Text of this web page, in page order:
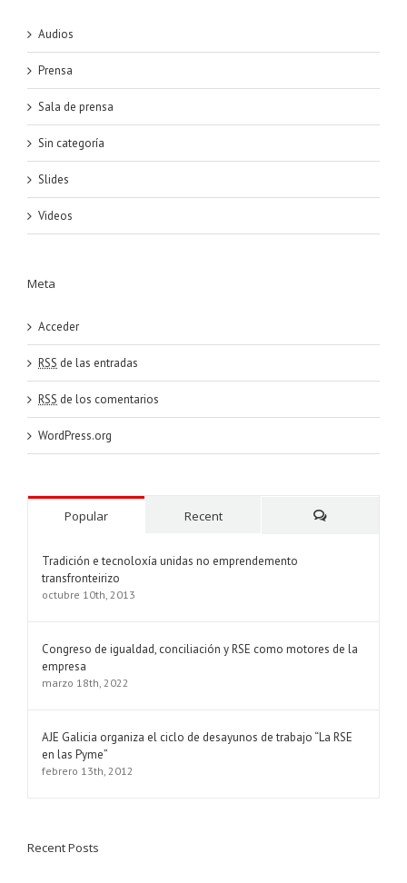
Audios
Prensa
Sala de prensa
Sin categoría
Slides
Videos
Meta
Acceder
RSS de las entradas
RSS de los comentarios
WordPress.org
Popular Recent
Tradición e tecnoloxía unidas no emprendemento
transfronteirizo
octubre 10th, 2013
Congreso de igualdad, conciliación y RSE como motores de la
empresa
marzo 18th, 2022
AJE Galicia organiza el ciclo de desayunos de trabajo “La RSE
en las Pyme”
febrero 13th, 2012
Recent Posts